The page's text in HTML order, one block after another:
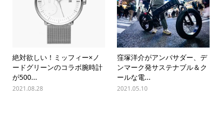
絶対欲しい！ミッフィー×ノ
ードグリーンのコラボ腕時計
が500...
2021.08.28
窪塚洋介がアンバサダー、デ
ンマーク発サステナブル＆ク
ールな電...
2021.05.10